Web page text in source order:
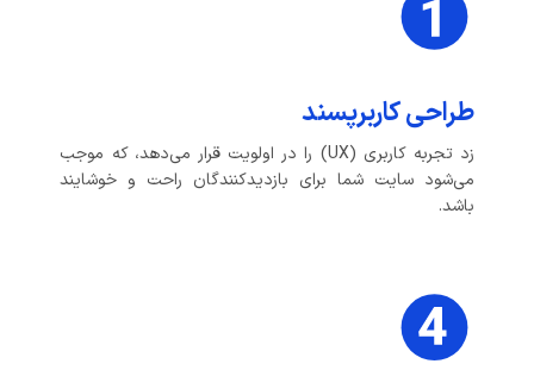
طراحی کاربرپسند
زد تجربه کاربری (UX) را در اولویت قرار می‌دهد، که موجب
می‌شود سایت شما برای بازدیدکنندگان راحت و خوشایند
باشد.